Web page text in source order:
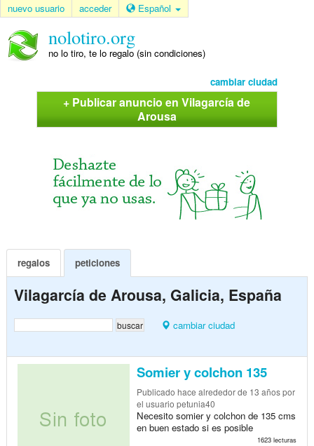
nuevo usuario acceder Español
nolotiro.org
no lo tiro, te lo regalo (sin condiciones)
cambiar ciudad
+ Publicar anuncio en Vilagarcía de
Arousa
regalos peticiones
Vilagarcía de Arousa, Galicia, España
cambiar ciudad
Somier y colchon 135
Publicado hace alrededor de 13 añospor
el usuario petunia40
Necesito somier y colchon de 135 cms
en buen estado si es posible
1623 lecturas